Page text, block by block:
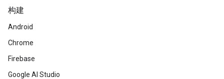
构建
Android
Chrome
Firebase
Google AI Studio